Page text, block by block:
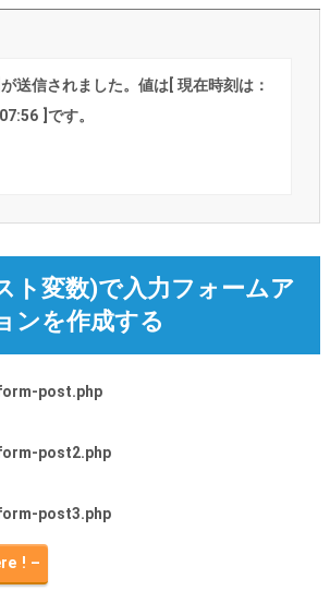
送信されました。値は[ 現在時刻は：
]です。
ト変数)で入力フォームア
ンを作成する
post.php
post2.php
post3.php
! –